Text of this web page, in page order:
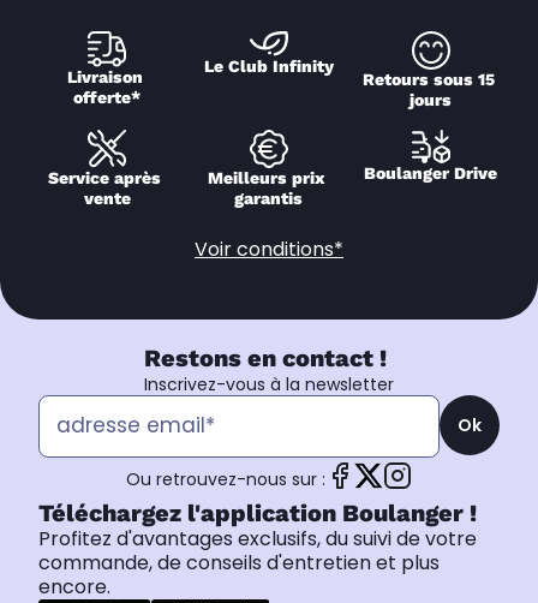
Livraison
offerte*
Le Club Infinity
Retours sous 15
jours
Service après
vente
Meilleurs prix
garantis
Boulanger Drive
Voir conditions*
Restons en contact !
Inscrivez-vous à la newsletter
Ok
Ou retrouvez-nous sur :
Téléchargez l'application Boulanger !
Profitez d'avantages exclusifs, du suivi de votre
commande, de conseils d'entretien et plus
encore.